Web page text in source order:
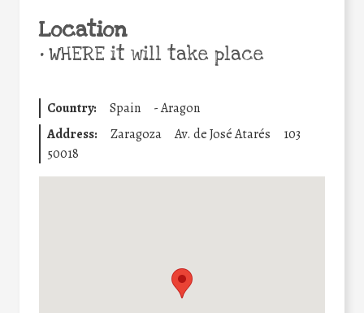
Location
•WHERE it will take place
Country: Spain -Aragon
Address:
Zaragoza Av. de José Atarés
103
50018